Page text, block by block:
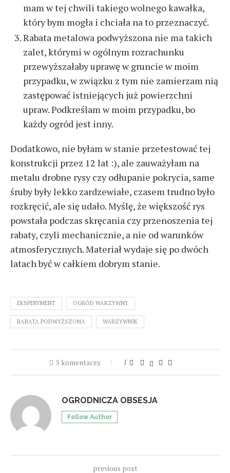
mam w tej chwili takiego wolnego kawałka,
który bym mogła i chciała na to przeznaczyć.
Rabata metalowa podwyższona nie ma takich
zalet, którymi w ogólnym rozrachunku
przewyższałaby uprawę w gruncie w moim
przypadku, w związku z tym nie zamierzam nią
zastępować istniejących już powierzchni
upraw. Podkreślam w moim przypadku, bo
każdy ogród jest inny.
Dodatkowo, nie byłam w stanie przetestować tej
konstrukcji przez 12 lat :), ale zauważyłam na
metalu drobne rysy czy odłupanie pokrycia, same
śruby były lekko zardzewiałe, czasem trudno było
rozkręcić, ale się udało. Myślę, że większość rys
powstała podczas skręcania czy przenoszenia tej
rabaty, czyli mechanicznie, a nie od warunków
atmosferycznych. Materiał wydaje się po dwóch
latach być w całkiem dobrym stanie.
EKSPERYMENT OGRÓD WARZYWNY
RABATA PODWYŻSZONA WARZYWNIK
5 komentarzy 1
OGRODNICZA OBSESJA
Follow Author
previous post